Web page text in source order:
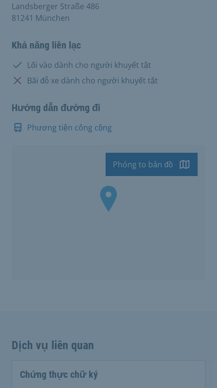
Landsberger Straße 486
81241 München
Khả năng liên lạc
Có: Lối vào dành cho người khuyết tật
Không có:
Bãi đỗ xe dành cho người khuyết tật
Hướng dẫn đường đi
Phương tiện công cộng
Phóng to bản đồ
Dịch vụ liên quan
Chứng thực chữ ký